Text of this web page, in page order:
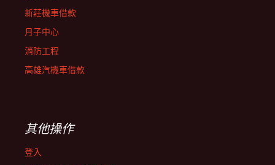
新莊機車借款
月子中心
消防工程
高雄汽機車借款
其他操作
登入